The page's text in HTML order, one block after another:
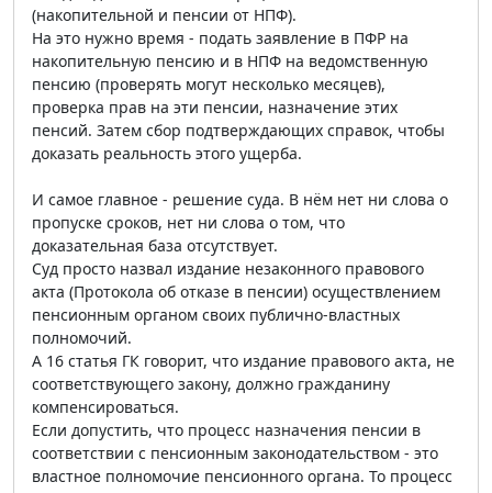
(накопительной и пенсии от НПФ).
На это нужно время - подать заявление в ПФР на
накопительную пенсию и в НПФ на ведомственную
пенсию (проверять могут несколько месяцев),
проверка прав на эти пенсии, назначение этих
пенсий. Затем сбор подтверждающих справок, чтобы
доказать реальность этого ущерба.
И самое главное - решение суда. В нём нет ни слова о
пропуске сроков, нет ни слова о том, что
доказательная база отсутствует.
Суд просто назвал издание незаконного правового
акта (Протокола об отказе в пенсии) осуществлением
пенсионным органом своих публично-властных
полномочий.
А 16 статья ГК говорит, что издание правового акта, не
соответствующего закону, должно гражданину
компенсироваться.
Если допустить, что процесс назначения пенсии в
соответствии с пенсионным законодательством - это
властное полномочие пенсионного органа. То процесс